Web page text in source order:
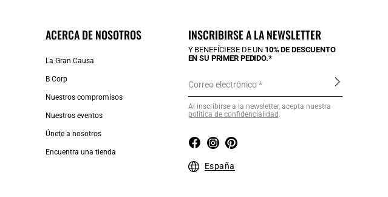
ACERCA DE NOSOTROS
La Gran Causa
B Corp
Nuestros compromisos
Nuestros eventos
Únete a nosotros
Encuentra una tienda
INSCRIBIRSE A LA NEWSLETTER
Y BENEFÍCIESE DE UN 10% DE DESCUENTO
EN SU PRIMER PEDIDO.*
Correo electrónico
Al inscribirse a la newsletter, acepta nuestra
política de confidencialidad.
España